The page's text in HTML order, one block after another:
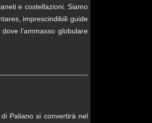
e costellazioni. Siamo
imprescindibili guide
l’ammasso globulare
Paliano si convertirà nel